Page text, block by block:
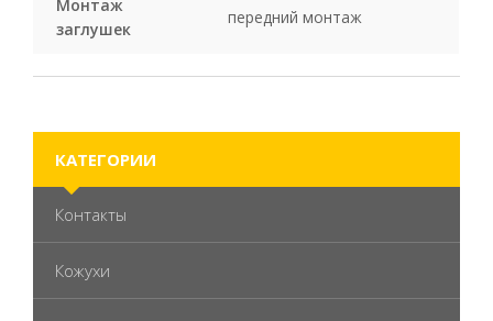
Монтаж
заглушек
передний монтаж
КАТЕГОРИИ
Контакты
Кожухи